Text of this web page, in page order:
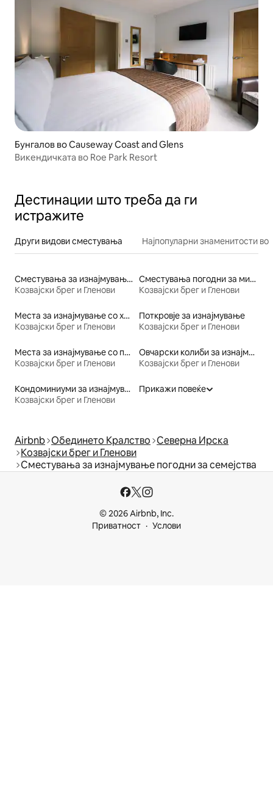
Бунгалов во Causeway Coast and Glens
Викендичката во Roe Park Resort
Дестинации што треба да ги
истражите
Други видови сместувања Најпопуларни знаменитости во
Сместувања за изнајмување на плажа
Козвајски брег и Гленови
Сместувања погодни за миленичиња
Козвајски брег и Гленови
Места за изнајмување со хидромасажна када
Козвајски брег и Гленови
Поткровје за изнајмување
Козвајски брег и Гленови
Места за изнајмување со појадок
Козвајски брег и Гленови
Овчарски колиби за изнајмување
Козвајски брег и Гленови
Кондоминиуми за изнајмување
Козвајски брег и Гленови
Прикажи повеќе
Airbnb Обединето Кралство Северна Ирска
Козвајски брег и Гленови
Сместувања за изнајмување погодни за семејства
© 2026 Airbnb, Inc.
Приватност
Услови